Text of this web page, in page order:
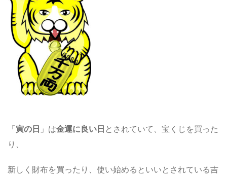
「寅の日 」は金運に良い日 とされていて、宝くじを買った
り、
新しく財布を買ったり、使い始めるといいとされている吉